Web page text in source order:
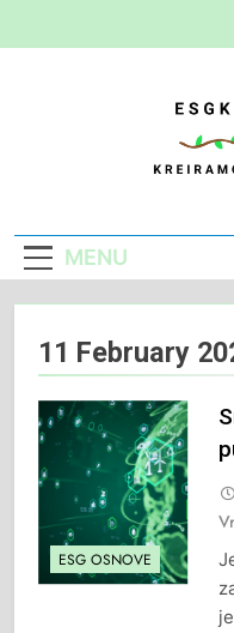
MENU
11 February
ESG OSNOVE